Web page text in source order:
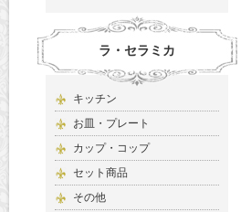
ラ・セラミカ
キッチン
お皿・プレート
カップ・コップ
セット商品
その他